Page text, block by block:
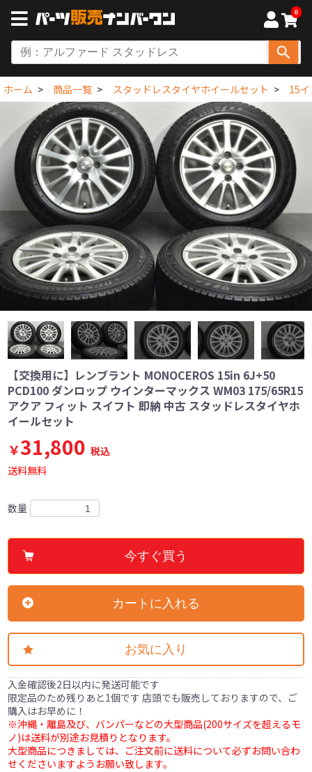
0
ホーム 商品一覧 スタッドレスタイヤホイールセット 15
【交換用に】レンブラント MONOCEROS 15in 6J+50
PCD100 ダンロップ ウインターマックス WM03 175/65R15
アクア フィット スイフト 即納 中古 スタッドレスタイヤホ
イールセット
￥31,800 税込
送料無料
数量
今すぐ買う
カートに入れる
お気に入り
入金確認後2日以内に発送可能です
限定品のため残りあと1個です 店頭でも販売しておりますので、ご
購入はお早めに！
※沖縄・離島及び、バンパーなどの大型商品(200サイズを超えるモ
ノ)は送料が別途お見積りとなります。
大型商品につきましては、ご注文前に送料について必ずお問い合わ
せくださいますようお願い致します。